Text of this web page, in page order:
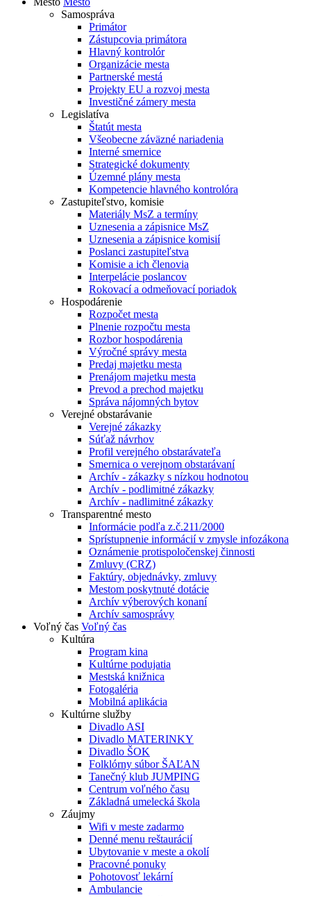
Samospráva
Primátor
Zástupcovia primátora
Hlavný kontrolór
Organizácie mesta
Partnerské mestá
Projekty EU a rozvoj mesta
Investičné zámery mesta
Legislatíva
Štatút mesta
Všeobecne záväzné nariadenia
Interné smernice
Strategické dokumenty
Územné plány mesta
Kompetencie hlavného kontrolóra
Zastupiteľstvo, komisie
Materiály MsZ a termíny
Uznesenia a zápisnice MsZ
Uznesenia a zápisnice komisií
Poslanci zastupiteľstva
Komisie a ich členovia
Interpelácie poslancov
Rokovací a odmeňovací poriadok
Hospodárenie
Rozpočet mesta
Plnenie rozpočtu mesta
Rozbor hospodárenia
Výročné správy mesta
Predaj majetku mesta
Prenájom majetku mesta
Prevod a prechod majetku
Správa nájomných bytov
Verejné obstarávanie
Verejné zákazky
Súťaž návrhov
Profil verejného obstarávateľa
Smernica o verejnom obstarávaní
Archív - zákazky s nízkou hodnotou
Archív - podlimitné zákazky
Archív - nadlimitné zákazky
Transparentné mesto
Informácie podľa z.č.211/2000
Sprístupnenie informácií v zmysle infozákona
Oznámenie protispoločenskej činnosti
Zmluvy (CRZ)
Faktúry, objednávky, zmluvy
Mestom poskytnuté dotácie
Archív výberových konaní
Archív samosprávy
Voľný čas Voľný čas
Kultúra
Program kina
Kultúrne podujatia
Mestská knižnica
Fotogaléria
Mobilná aplikácia
Kultúrne služby
Divadlo ASI
Divadlo MATERINKY
Divadlo ŠOK
Folklórny súbor ŠAĽAN
Tanečný klub JUMPING
Centrum voľného času
Základná umelecká škola
Záujmy
Wifi v meste zadarmo
Denné menu reštaurácií
Ubytovanie v meste a okolí
Pracovné ponuky
Pohotovosť lekární
Ambulancie